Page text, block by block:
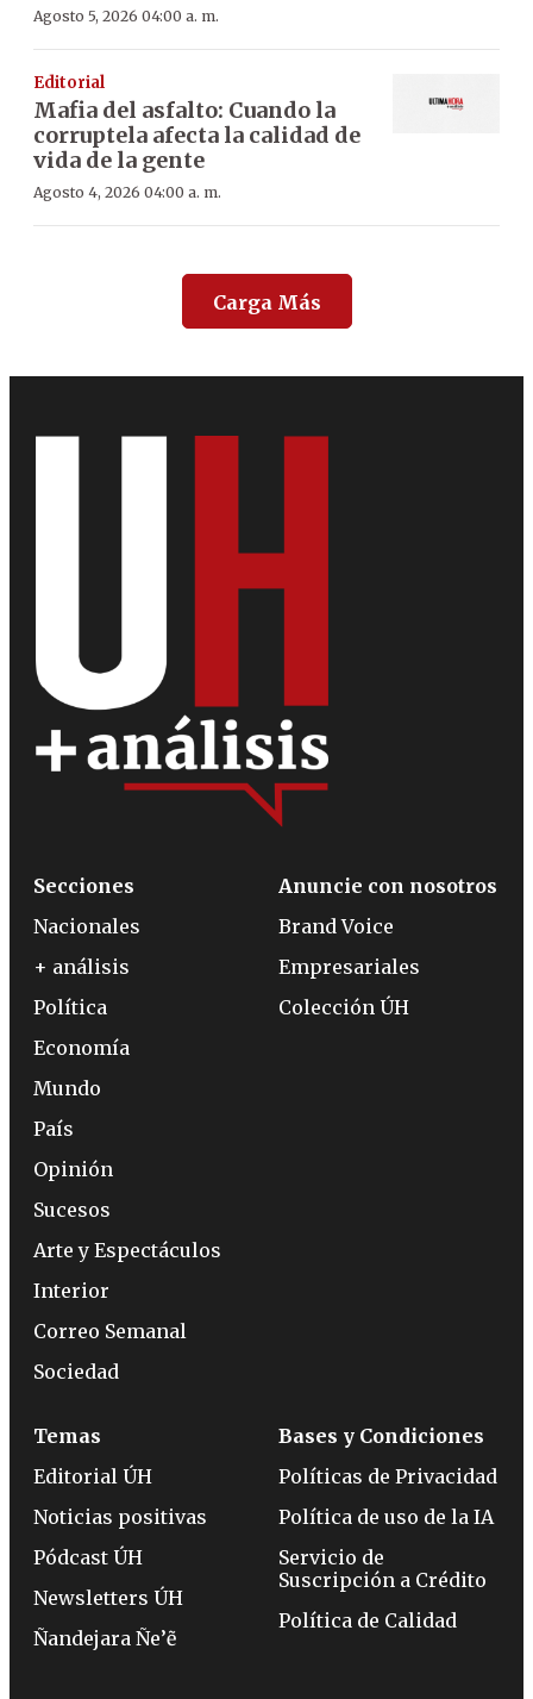
Agosto 5, 2026 04:00 a. m.
Editorial
Mafia del asfalto: Cuando la
corruptela afecta la calidad de
vida de la gente
Agosto 4, 2026 04:00 a. m.
Carga Más
Secciones
Nacionales
+ análisis
Política
Economía
Mundo
País
Opinión
Sucesos
Arte y Espectáculos
Interior
Correo Semanal
Sociedad
Anuncie con nosotros
Brand Voice
Empresariales
Colección ÚH
Temas
Editorial ÚH
Noticias positivas
Pódcast ÚH
Newsletters ÚH
Ñandejara Ñe’ẽ
Bases y Condiciones
Políticas de Privacidad
Política de uso de la IA
Servicio de
Suscripción a Crédito
Política de Calidad